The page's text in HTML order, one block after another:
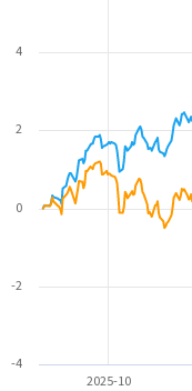
2025-10
-4
-2
0
2
4